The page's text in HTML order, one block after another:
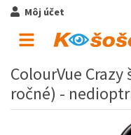
Môj účet
ColourVue
ročné) -